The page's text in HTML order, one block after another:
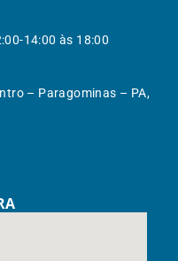
14:00 às 18:00
– Paragominas – PA,